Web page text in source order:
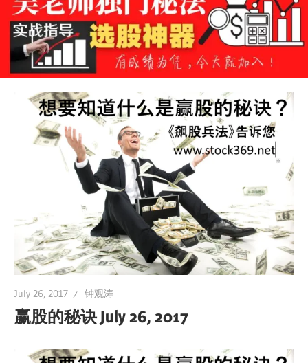
July 26, 2017 钟观涛
赢股的秘诀 July 26, 2017